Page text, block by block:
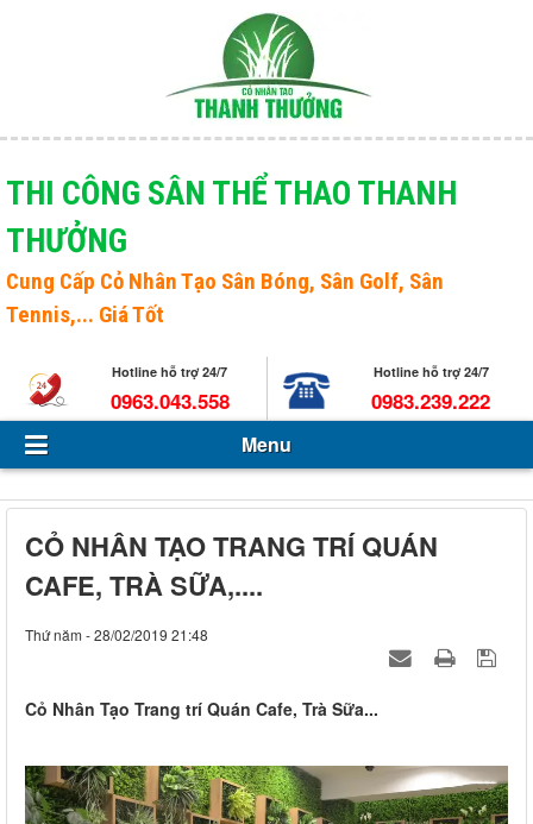
Menu
Giới thiệu
Sản phẩm
Tin Tức - Sự kiện
Tuyển dụng
Liên hệ
THI CÔNG SÂN THỂ THAO THANH
THƯỞNG
Cung Cấp Cỏ Nhân Tạo Sân Bóng, Sân Golf, Sân
Tennis,... Giá Tốt
Hotline hỗ trợ 24/7
0963.043.558
Hotline hỗ trợ 24/7
0983.239.222
Menu
CỎ NHÂN TẠO TRANG TRÍ QUÁN
CAFE, TRÀ SỮA,....
Thứ năm - 28/02/2019 21:48
Cỏ Nhân Tạo Trang trí Quán Cafe, Trà Sữa...